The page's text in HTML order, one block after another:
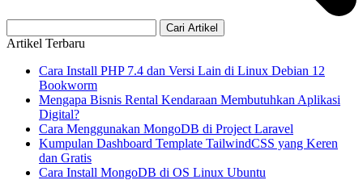
Cari Artikel
Artikel Terbaru
Cara Install PHP 7.4 dan Versi Lain di Linux Debian 12
Bookworm
Mengapa Bisnis Rental Kendaraan Membutuhkan Aplikasi
Digital?
Cara Menggunakan MongoDB di Project Laravel
Kumpulan Dashboard Template TailwindCSS yang Keren
dan Gratis
Cara Install MongoDB di OS Linux Ubuntu